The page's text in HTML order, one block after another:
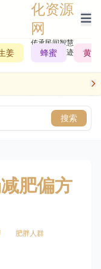
化资源
网
传承民间智慧，
记录历史轨迹
姜 蜂蜜 黄芪
搜索
肥偏方
肥胖人群